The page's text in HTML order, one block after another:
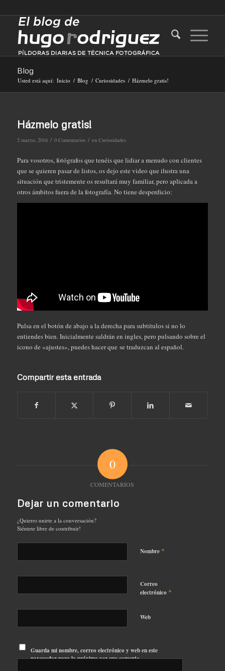
Blog
Usted está aquí: Inicio / Blog / Curiosidades / Házmelo gratis!
Házmelo gratis!
2 marzo, 2016 / 0 Comentarios / en Curiosidades
Para vosotros, fotógrafos que tenéis que lidiar a menudo con clientes
que se quieren pasar de listos, os dejo este video que ilustra una
situación que tristemente os resultará muy familiar, pero aplicada a
otros ámbitos fuera de la fotografía. No tiene desperdicio:
Pulsa en el botón de abajo a la derecha para subtitulos si no lo
entiendes bien. Inicialmente saldrán en ingles, pero pulsando sobre el
icono de «ajustes», puedes hacer que se traduzcan al español.
Compartir esta entrada
0
COMENTARIOS
Dejar un comentario
¿Quieres unirte a la conversación?
Siéntete libre de contribuir!
Nombre *
Correo
electrónico *
Web
Guarda mi nombre, correo electrónico y web en este
navegador para la próxima vez que comente.